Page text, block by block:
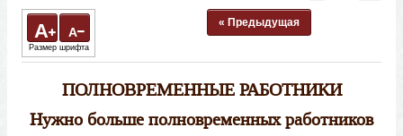
ССУО
Поиск
A A
Размер шрифта
« Предыдущая
ПОЛНОВРЕМЕННЫЕ РАБОТНИКИ
Нужно больше полновременных работников